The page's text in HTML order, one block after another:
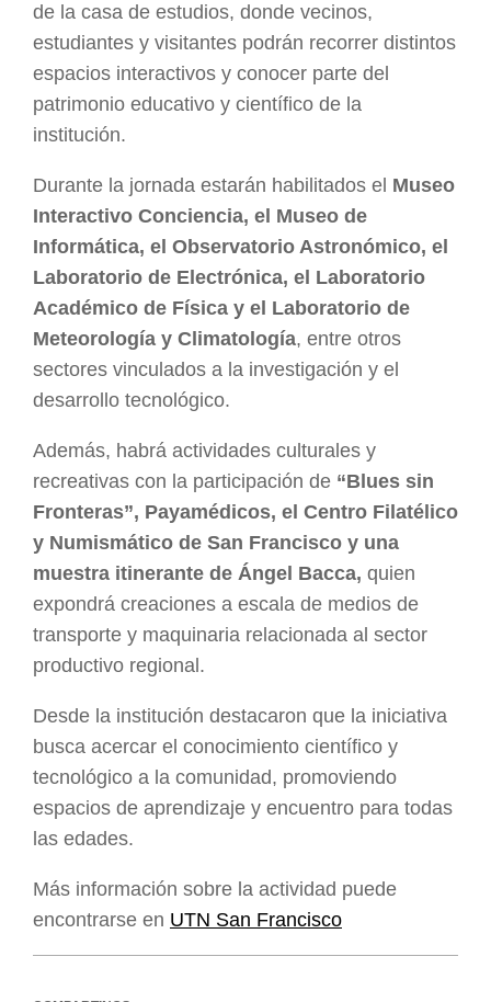
de la casa de estudios, donde vecinos,
estudiantes y visitantes podrán recorrer distintos
espacios interactivos y conocer parte del
patrimonio educativo y científico de la
institución.
Durante la jornada estarán habilitados el Museo
Interactivo Conciencia, el Museo de
Informática, el Observatorio Astronómico, el
Laboratorio de Electrónica, el Laboratorio
Académico de Física y el Laboratorio de
Meteorología y Climatología, entre otros
sectores vinculados a la investigación y el
desarrollo tecnológico.
Además, habrá actividades culturales y
recreativas con la participación de “Blues sin
Fronteras”, Payamédicos, el Centro Filatélico
y Numismático de San Francisco y una
muestra itinerante de Ángel Bacca, quien
expondrá creaciones a escala de medios de
transporte y maquinaria relacionada al sector
productivo regional.
Desde la institución destacaron que la iniciativa
busca acercar el conocimiento científico y
tecnológico a la comunidad, promoviendo
espacios de aprendizaje y encuentro para todas
las edades.
Más información sobre la actividad puede
encontrarse en UTN San Francisco